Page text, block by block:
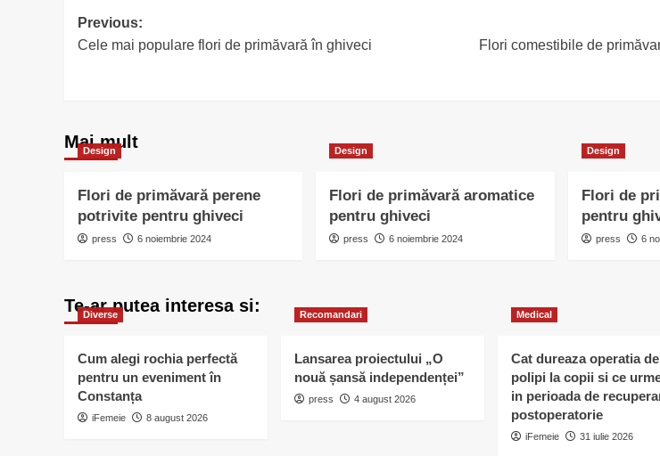
Post
navigation
Previous:
Cele mai populare flori de primăvară în ghiveci
Flori comestibile de
Mai mult
Design
Flori de primăvară perene
potrivite pentru ghiveci
press 6 noiembrie 2024
Design
Flori de primăvară aromatice
pentru ghiveci
press 6 noiembrie 2024
Design
Flori de
pentru
press 6
Te-ar putea interesa si:
Diverse
Cum alegi rochia perfectă
pentru un eveniment în
Constanța
iFemeie 8 august 2026
Recomandari
Lansarea proiectului „O
nouă șansă independenței”
press 4 august 2026
Medical
Cat dureaza operatia de
polipi la copii si ce
in perioada de
postoperatorie
iFemeie 31 iulie 2026